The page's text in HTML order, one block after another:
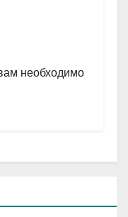
и необходимо